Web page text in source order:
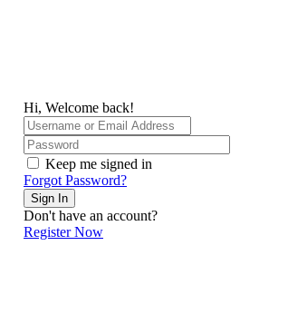
Hi, Welcome back!
Keep me signed in
Forgot Password?
Sign In
Don't have an account?
Register Now